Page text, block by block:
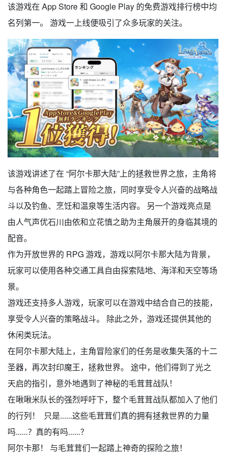
该游戏在 App Store 和 Google Play 的免费游戏排行榜中均
名列第一。 游戏一上线便吸引了众多玩家的关注。
该游戏讲述了在 “阿尔卡那大陆”上的拯救世界之旅，主角将
与各种角色一起踏上冒险之旅，同时享受令人兴奋的战略战
斗以及钓鱼、烹饪和温泉等生活内容。 另一个游戏亮点是
由人气声优石川由依和立花慎之助为主角展开的身临其境的
配音。
作为开放世界的 RPG 游戏，游戏以阿尔卡那大陆为背景，
玩家可以使用各种交通工具自由探索陆地、海洋和天空等场
景。
游戏还支持多人游戏，玩家可以在游戏中结合自己的技能，
享受令人兴奋的策略战斗。 除此之外，游戏还提供其他的
休闲类玩法。
在阿尔卡那大陆上，主角冒险家们的任务是收集失落的十二
圣器，再次封印魔王，拯救世界。 途中，他们得到了光之
天启的指引，意外地遇到了神秘的毛茸茸战队！
在啾啾米队长的强烈呼吁下，整个毛茸茸战队都加入了他们
的行列！ 只是......这些毛茸茸们真的拥有拯救世界的力量
吗......？真的有吗......？
阿尔卡那！ 与毛茸茸们一起踏上神奇的探险之旅！